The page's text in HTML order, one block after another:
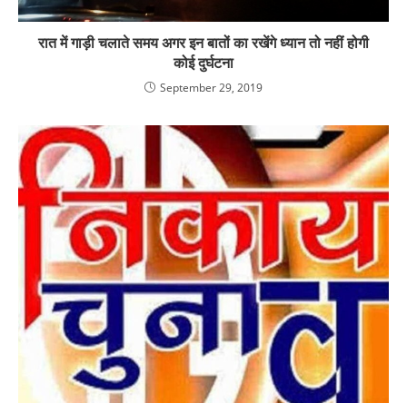
रात में गाड़ी चलाते समय अगर इन बातों का रखेंगे ध्यान तो नहीं होगी
कोई दुर्घटना
September 29, 2019